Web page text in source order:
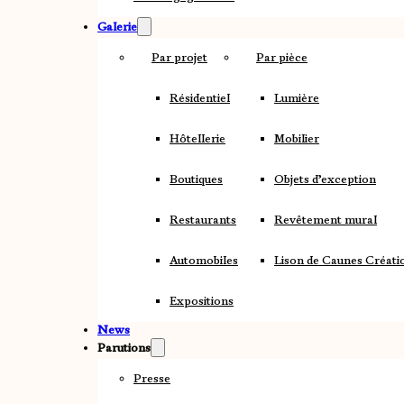
Galerie
Par projet
Résidentiel
Hôtellerie
Boutiques
Restaurants
Automobiles
Expositions
Par pièce
Lumière
Mobilier
Objets d’exception
Revêtement mural
Lison de Caunes
News
Parutions
Presse